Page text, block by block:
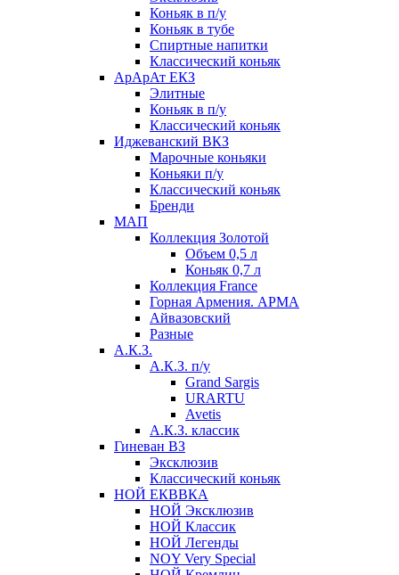
Коньяк в п/у
Коньяк в тубе
Спиртные напитки
Классический коньяк
АрАрАт ЕКЗ
Элитные
Коньяк в п/у
Классический коньяк
Иджеванский ВКЗ
Марочные коньяки
Коньяки п/у
Классический коньяк
Бренди
МАП
Коллекция Золотой
Объем 0,5 л
Коньяк 0,7 л
Коллекция France
Горная Армения. АРМА
Айвазовский
Разные
А.К.З.
А.К.З. п/у
Grand Sargis
URARTU
Avetis
А.К.З. классик
Гиневан ВЗ
Эксклюзив
Классический коньяк
НОЙ ЕКВВКА
НОЙ Эксклюзив
НОЙ Классик
НОЙ Легенды
NOY Very Speсial